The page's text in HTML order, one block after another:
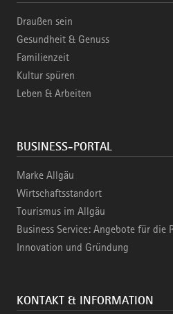
Draußen sein
Gesundheit & Genuss
Familienzeit
Kultur spüren
Leben & Arbeiten
BUSINESS-PORTAL
Marke Allgäu
Wirtschaftsstandort
Tourismus im Allgäu
Business Service: Angebote für die
Innovation und Gründung
KONTAKT & INFORMATION